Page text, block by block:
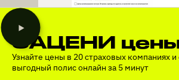
ЗАЦЕНИ
Узнайте цены в 20 страховых компаниях
выгодный полис онлайн за 5 минут